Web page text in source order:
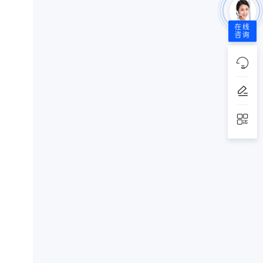
在线
咨询